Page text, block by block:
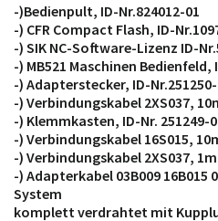
-)Bedienpult, ID-Nr.824012-01
-) CFR Compact Flash, ID-
-) SIK NC-Software-Lizenz ID-
-) MB521 Maschinen Bedienfeld,
-) Adapterstecker, ID-
-) Verbindungskabel 2XS037,
-) Klemmkasten, ID-Nr. 251249-
-) Verbindungskabel 16S015,
-) Verbindungskabel 2XS037,
-) Adapterkabel 03B009 16B015
System
komplett verdrahtet mit